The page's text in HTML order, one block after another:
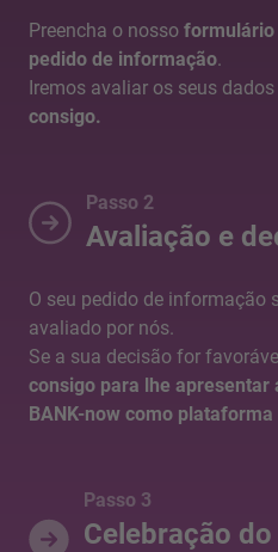
Preencha o nosso formulário
pedido de informação.
Iremos avaliar os seus
consigo.
Passo 2
Avaliação e
O seu pedido de informação
avaliado por nós.
Se a sua decisão for
consigo para lhe apresentar
BANK-now como plataforma
Passo 3
Celebração